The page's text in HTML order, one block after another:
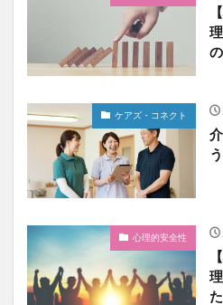
ケアズ・コネクト
心理的安全性